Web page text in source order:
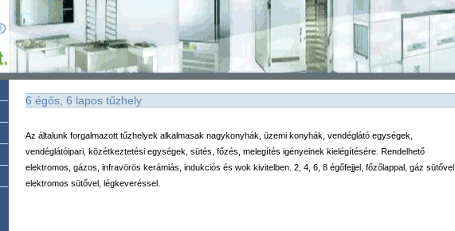
6 égős, 6 lapos tűzhely
Az általunk forgalmazott tűzhelyek alkalmasak nagykonyhák, üzemi konyhák, vendéglátó egységek,
vendéglátóipari, közétkeztetési egységek, sütés, főzés, melegítés igényeinek kielégítésére. Rendelhető
elektromos, gázos, infravörös kerámiás, indukciós és wok kivitelben. 2, 4, 6, 8 égőfejjel, főzőlappal, gáz sütővel,
elektromos sütővel, légkeveréssel.